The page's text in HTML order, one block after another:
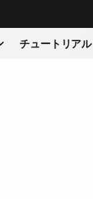
チュートリアル